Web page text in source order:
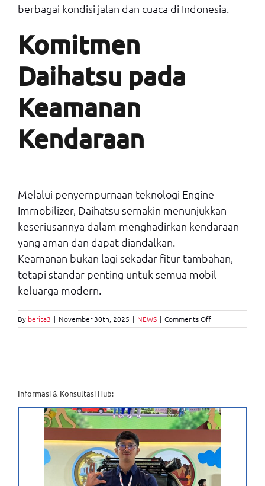
berbagai kondisi jalan dan cuaca di Indonesia.
Komitmen
Daihatsu pada
Keamanan
Kendaraan
Melalui penyempurnaan teknologi Engine
Immobilizer, Daihatsu semakin menunjukkan
keseriusannya dalam menghadirkan kendaraan
yang aman dan dapat diandalkan.
Keamanan bukan lagi sekadar fitur tambahan,
tetapi standar penting untuk semua mobil
keluarga modern.
By berita3 | November 30th, 2025 | NEWS | Comments Offon
Teknologi
Meningkat
Informasi & Konsultasi Hub: